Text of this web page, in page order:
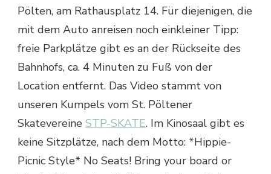
Pölten, am Rathausplatz 14. Für diejenigen, die
mit dem Auto anreisen noch einkleiner Tipp:
freie Parkplätze gibt es an der Rückseite des
Bahnhofs, ca. 4 Minuten zu Fuß von der
Location entfernt. Das Video stammt von
unseren Kumpels vom St. Pöltener
Skatevereine STP-SKATE. Im Kinosaal gibt es
keine Sitzplätze, nach dem Motto: *Hippie-
Picnic Style* No Seats! Bring your board or